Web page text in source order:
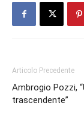
Articolo Precedente
Ambrogio Pozzi,
trascendente”